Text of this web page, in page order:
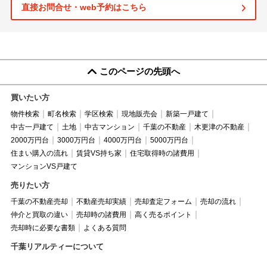
直接お問合せ・web予約はこちら
このページの先頭へ
買いたい方
物件検索 町名検索 学区検索 現地販売会
新築一戸建て
中古一戸建て
土地 中古マンション 千葉の不動産
木更津の不動産
2000万円台
3000万円台 4000万円台
5000万円台
住まい購入の流れ
賃貸VS持ち家
住宅取得時の諸費用
マンションVS戸建て
売りたい方
千葉の不動産売却 不動産売却実績 売却査定フォーム
売却の流れ
仲介と買取の違い
売却時の諸費用
高く売るポイント
売却時に必要な書類
よくある質問
千葉リアルティーについて